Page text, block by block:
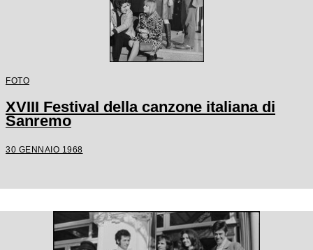
FOTO
XVIII Festival della canzone italiana di
Sanremo
30 GENNAIO 1968